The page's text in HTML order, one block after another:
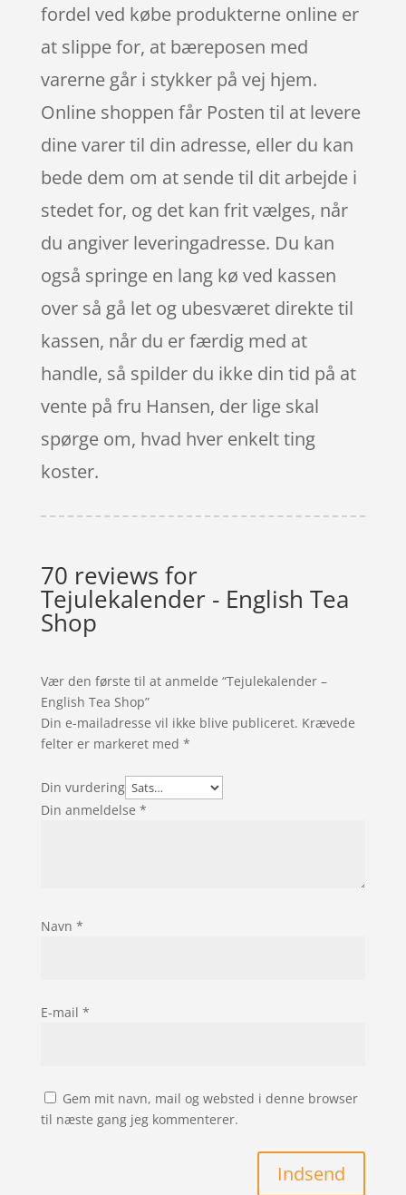
fordel ved købe produkterne online er
at slippe for, at bæreposen med
varerne går i stykker på vej hjem.
Online shoppen får Posten til at levere
dine varer til din adresse, eller du kan
bede dem om at sende til dit arbejde i
stedet for, og det kan frit vælges, når
du angiver leveringadresse. Du kan
også springe en lang kø ved kassen
over så gå let og ubesværet direkte til
kassen, når du er færdig med at
handle, så spilder du ikke din tid på at
vente på fru Hansen, der lige skal
spørge om, hvad hver enkelt ting
koster.
70 reviews for
Tejulekalender - English Tea
Shop
Vær den første til at anmelde “Tejulekalender –
English Tea Shop”
Din e-mailadresse vil ikke blive publiceret. Krævede
felter er markeret med *
Din vurdering
Din anmeldelse *
Navn *
E-mail *
Gem mit navn, mail og websted i denne browser
til næste gang jeg kommenterer.
Indsend